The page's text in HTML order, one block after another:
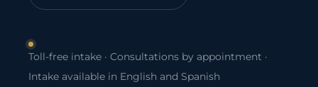
Toll-free intake · Consultations by appointment ·
Intake available in English and Spanish